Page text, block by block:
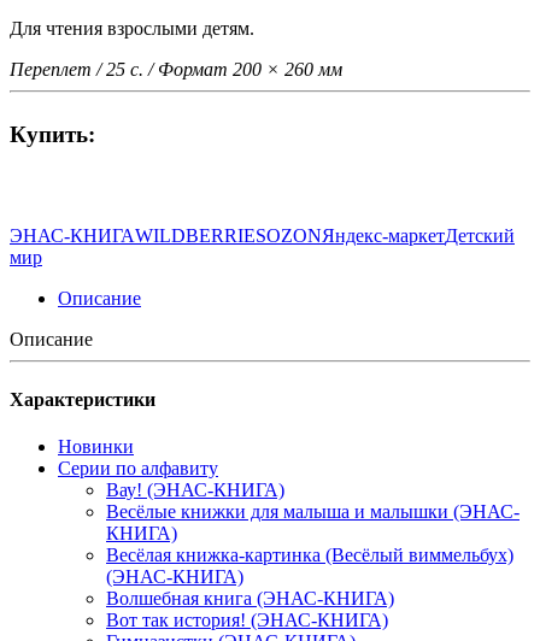
Для чтения взрослыми детям.
Переплет / 25 с. / Формат 200 × 260 мм
Купить:
ЭНАС-КНИГАWILDBERRIESOZONЯндекс-маркетДетский
мир
Описание
Описание
Характеристики
Новинки
Серии по алфавиту
Вау! (ЭНАС-КНИГА)
Весёлые книжки для малыша и малышки (ЭНАС-
КНИГА)
Весёлая книжка-картинка (Весёлый виммельбух)
(ЭНАС-КНИГА)
Волшебная книга (ЭНАС-КНИГА)
Вот так история! (ЭНАС-КНИГА)